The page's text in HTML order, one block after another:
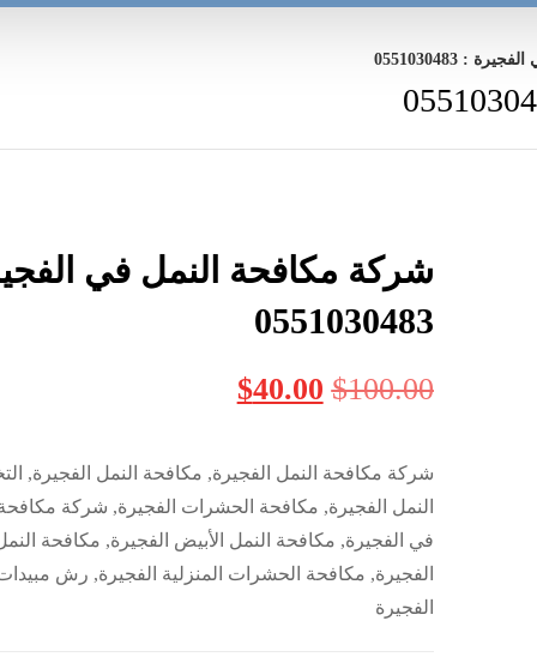
: 0551030483
شركة مكافحة النمل في
0551030483
$100.00
$40.00
شركة مكافحة النمل الفجيرة, مكافحة النمل الفجيرة,
النمل الفجيرة, مكافحة الحشرات الفجيرة, شركة
في الفجيرة, مكافحة النمل الأبيض الفجيرة, مكافحة
الفجيرة, مكافحة الحشرات المنزلية الفجيرة, رش
الفجيرة